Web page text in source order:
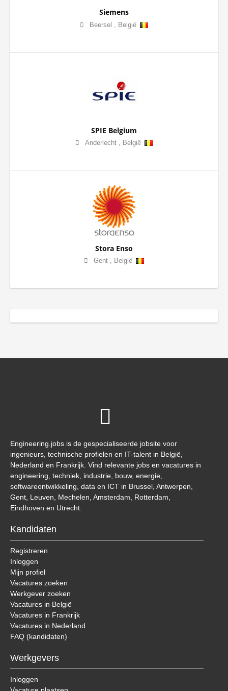
Siemens
Beersel België
SPIE Belgium
Anderlecht België
Stora Enso
Gent , België
Engineering.jobs is de gespecialiseerde jobsite voor
ingenieurs, technische profielen en IT-talent in België,
Nederland en Frankrijk. Vind relevante jobs en vacatures in
engineering, techniek, industrie, bouw, energie,
softwareontwikkeling, data en ICT in Brussel, Antwerpen,
Gent, Leuven, Mechelen, Amsterdam, Rotterdam,
Eindhoven en Utrecht.
Kandidaten
Registreren
Inloggen
Mijn profiel
Vacatures zoeken
Werkgever zoeken
Vacatures in België
Vacatures in Frankrijk
Vacatures in Nederland
FAQ (kandidaten)
Werkgevers
Inloggen